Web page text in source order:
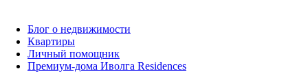
Блог о недвижимости
Квартиры
Личный помощник
Премиум-дома Иволга Residences